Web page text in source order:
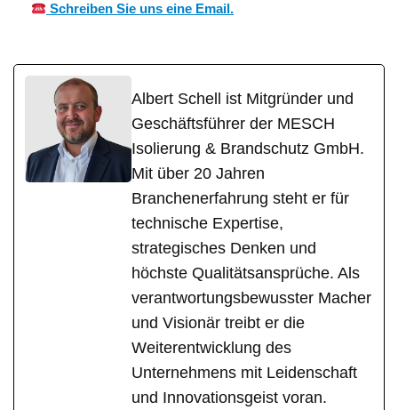
Schreiben Sie uns eine Email.
Albert Schell ist Mitgründer und
Geschäftsführer der MESCH
Isolierung & Brandschutz GmbH.
Mit über 20 Jahren
Branchenerfahrung steht er für
technische Expertise,
strategisches Denken und
höchste Qualitätsansprüche. Als
verantwortungsbewusster Macher
und Visionär treibt er die
Weiterentwicklung des
Unternehmens mit Leidenschaft
und Innovationsgeist voran.